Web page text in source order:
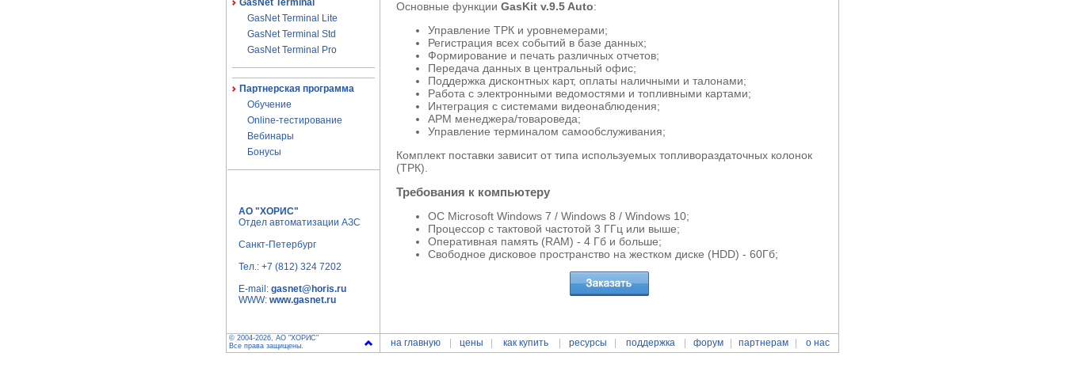
GasNet Terminal
GasNet Terminal Lite
GasNet Terminal Std
GasNet Terminal Pro
Партнерская программа
Обучение
Online-тестирование
Вебинары
Бонусы
Основные функции GasKit v.9.5 Auto:
Управление ТРК и уровнемерами;
Регистрация всех событий в базе данных;
Формирование и печать различных отчетов;
Передача данных в центральный офис;
Поддержка дисконтных карт, оплаты наличными и талонами;
Работа с электронными ведомостями и топливными картами;
Интеграция с системами видеонаблюдения;
АРМ менеджера/товароведа;
Управление терминалом самообслуживания;
Комплект поставки зависит от типа используемых топливораздаточных колонок
(ТРК).
Требования к компьютеру
ОС Microsoft Windows 7 / Windows 8 / Windows 10;
Процессор с тактовой частотой 3 ГГц или выше;
Оперативная память (RAM) - 4 Гб и больше;
Свободное дисковое пространство на жестком диске (HDD) - 60Гб;
АО "ХОРИС"
Отдел автоматизации АЗС
Санкт-Петербург
Тел.: +7 (812) 324 7202
E-mail: gasnet@horis.ru
WWW: www.gasnet.ru
© 2004-2026, АО "ХОРИС"
Все права защищены.
на главную цены как купить ресурсы поддержка форум партнерам о нас